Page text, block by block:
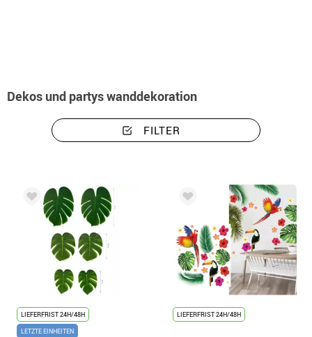
Dekos und partys wanddekoration
FILTER
LIEFERFRIST 24H/48H
LETZTE EINHEITEN
LIEFERFRIST 24H/48H